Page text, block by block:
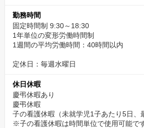
勤務時間
固定時間制 9:30～18:30
1年単位の変形労働時間制
1週間の平均労働時間：40時間以内
定休日：毎週水曜日
休日休暇
慶弔休暇あり
慶弔休暇
子の看護休暇（未就学児1子あたり5日、
※子の看護休暇は時間単位で使用可能です